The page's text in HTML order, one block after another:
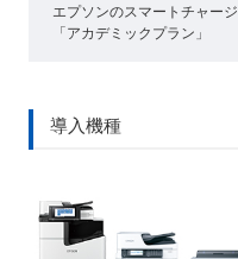
エプソンのスマートチャージ
「アカデミックプラン」
導入機種